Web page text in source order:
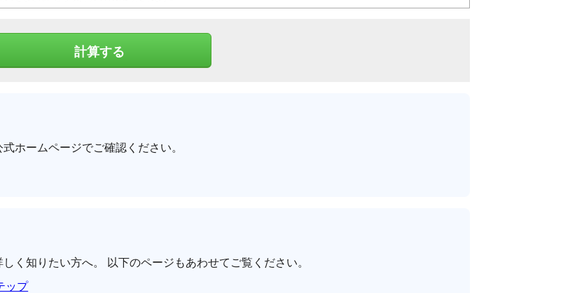
ホームページでご確認ください。
く知りたい方へ。 以下のページもあわせてご覧ください。
ップ